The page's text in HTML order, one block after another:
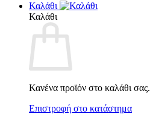
Καλάθι
Καλάθι
Κανένα προϊόν στο καλάθι σας.
Επιστροφή στο κατάστημα